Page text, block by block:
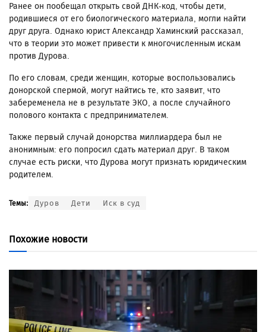
Ранее он пообещал открыть свой ДНК-код, чтобы дети,
родившиеся от его биологического материала, могли найти
друг друга. Однако юрист Александр Хаминский рассказал,
что в теории это может привести к многочисленным искам
против Дурова.
По его словам, среди женщин, которые воспользовались
донорской спермой, могут найтись те, кто заявит, что
забеременела не в результате ЭКО, а после случайного
полового контакта с предпринимателем.
Также первый случай донорства миллиардера был не
анонимным: его попросил сдать материал друг. В таком
случае есть риски, что Дурова могут признать юридическим
родителем.
Темы: Дуров Дети Иск в суд
Похожие новости